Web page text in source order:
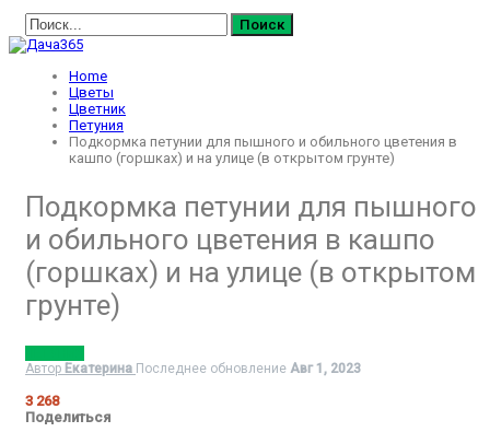
Home
Цветы
Цветник
Петуния
Подкормка петунии для пышного и обильного цветения в
кашпо (горшках) и на улице (в открытом грунте)
Подкормка петунии для пышного
и обильного цветения в кашпо
(горшках) и на улице (в открытом
грунте)
Автор Екатерина Последнее обновление Авг 1, 2023
3 268
Поделиться